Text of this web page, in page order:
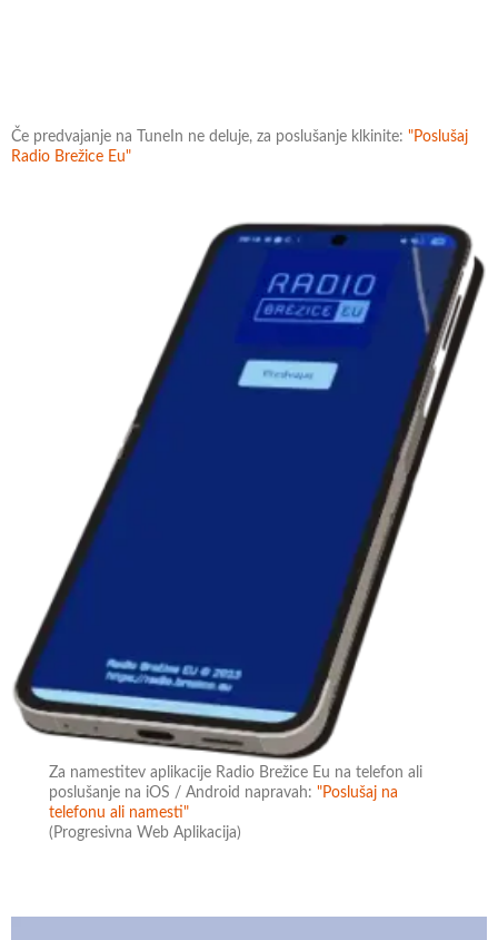
Če predvajanje na TuneIn ne deluje, za poslušanje klkinite: "Poslušaj
Radio Brežice Eu"
Za namestitev aplikacije Radio Brežice Eu na telefon ali
poslušanje na iOS / Android napravah:"Poslušaj na
telefonu ali namesti"
(Progresivna Web Aplikacija)